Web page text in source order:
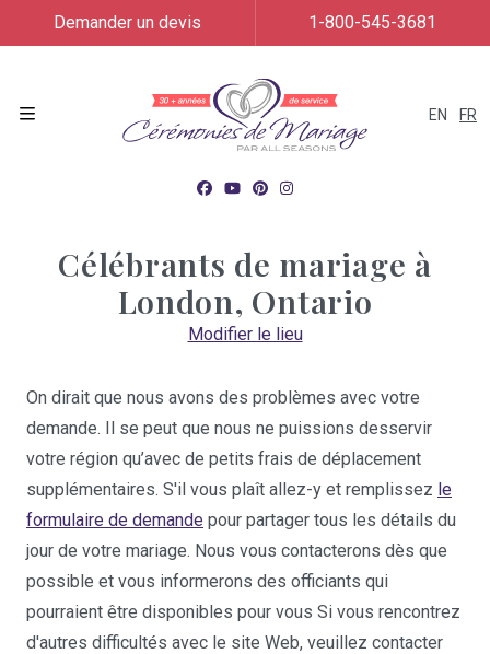
EN FR
Demander un devis 1-800-545-3681
Célébrants de mariage à
London, Ontario
Modifier le lieu
On dirait que nous avons des problèmes avec votre
demande. Il se peut que nous ne puissions desservir
votre région qu’avec de petits frais de déplacement
supplémentaires. S'il vous plaît allez-y et remplissez le
formulaire de demande pour partager tous les détails du
jour de votre mariage. Nous vous contacterons dès que
possible et vous informerons des officiants qui
pourraient être disponibles pour vous Si vous rencontrez
d'autres difficultés avec le site Web, veuillez contacter